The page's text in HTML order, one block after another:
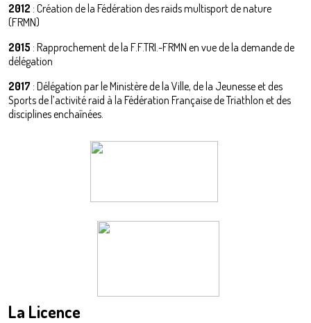
2012 : Création de la Fédération des raids multisport de nature
(FRMN)
2015 : Rapprochement de la F.F.TRI.-FRMN en vue de la demande de
délégation
2017 : Délégation par le Ministère de la Ville, de la Jeunesse et des
Sports de l’activité raid à la Fédération Française de Triathlon et des
disciplines enchaînées.
La Licence